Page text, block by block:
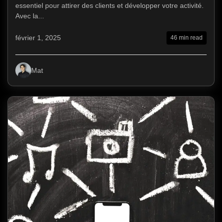
essentiel pour attirer des clients et développer votre activité.
Avec la...
février 1, 2025 46 min read
Mat